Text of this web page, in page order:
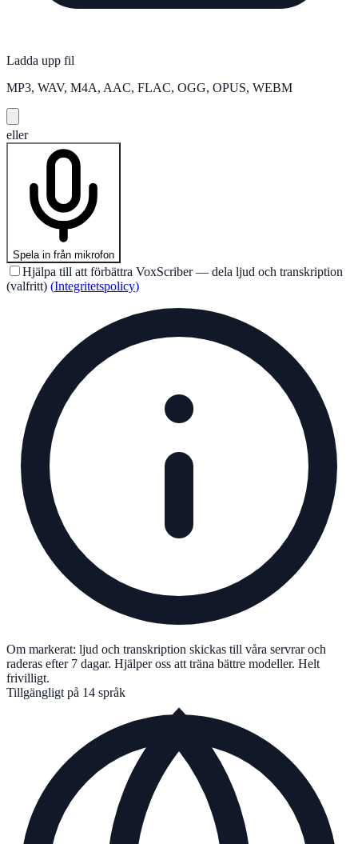
Ladda upp fil
MP3, WAV, M4A, AAC, FLAC, OGG, OPUS, WEBM
eller
Spela in från mikrofon
Hjälpa till att förbättra VoxScriber — dela ljud och transkription
(valfritt) (Integritetspolicy)
Om markerat: ljud och transkription skickas till våra servrar och
raderas efter 7 dagar. Hjälper oss att träna bättre modeller. Helt
frivilligt.
Tillgängligt på 14 språk